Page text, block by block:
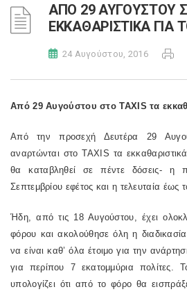
ΑΠΟ 29 ΑΥΓΟΥΣΤΟΥ
ΕΚΚΑΘΑΡΙΣΤΙΚΑ ΓΙΑ
24 Αυγούστου, 2016
Από 29 Αυγούστου στοTAXIS τα
Από την προσεχή Δευτέρα 29
αναρτώνται στο TAXIS τα
θα καταβληθεί σε πέντε δόσεις- η
Σεπτεμβρίου εφέτος και η τελευταία έως
Ήδη, από τις 18 Αυγούστου, έχει
φόρου και ακολούθησε όλη η
να είναι καθ’ όλα έτοιμο για την
για περίπου 7 εκατομμύρια πολίτες.
υπολογίζει ότι από το φόρο θα